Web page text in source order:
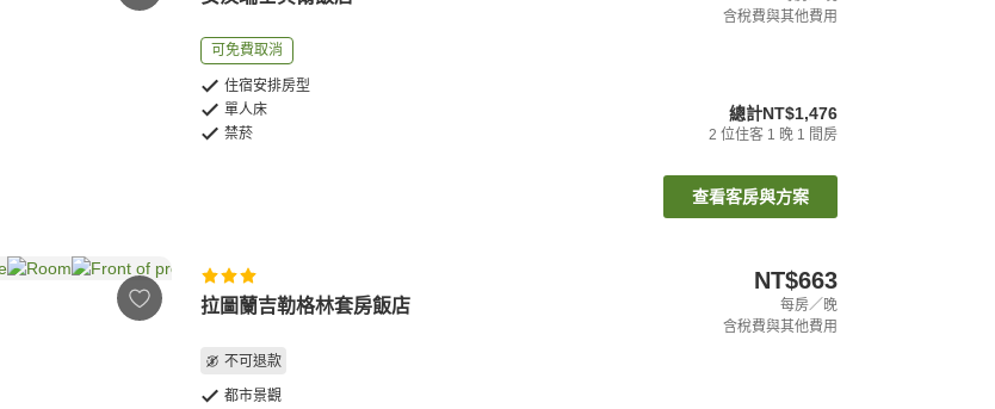
可免費取消
住宿安排房型
單人床
禁菸
含稅費與其他費用
總計NT$1,476
2 位住客 1 晚 1 間房
查看客房與方案
拉圖蘭吉勒格林套房飯店
不可退款
都市景觀
NT$663
每房／晚
含稅費與其他費用